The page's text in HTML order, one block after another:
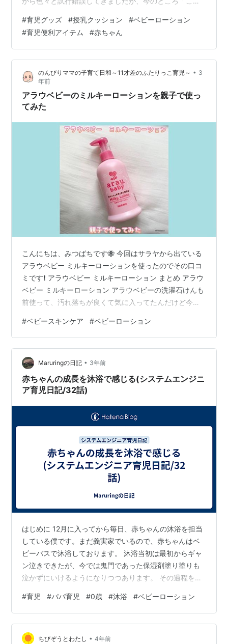
ものがいくつかありますので、ぜひ参考にしてみてくだ
さい♪ 目次 1. 授乳クッション 2. ベビーミルクローション
3. おむつ専用ゴミ箱 4. 抱っこ紐 5. 空気を入れるタイプ
のベビーバス 6. バスタオル（大判） 7. おくるみ 1. 授乳
クッション まず、授乳中のママには欠かせないのが「…
#育児グッズ #授乳クッション #ベビーローション
#育児便利アイテム #赤ちゃん
のんびりママの子育て日和～11才差のふたりっこ育児～ • 3
年前
アラウベビーのミルキーローションを親子で使っ
てみた
こんにちは、みつばちです🐝 今回はサラヤから出ている
アラウベビー ミルキーローションを使ったのでその口コ
ミです❗️ アラウベビー ミルキーローション まとめ アラウ
ベビー ミルキーローション アラウベビーの洗濯石けんも
前使って、汚れ落ちが良くて気に入ってたんだけど今回
ふわっと香るよ。 ベビーローションは無香料のものが多
いし香り付きでも合成香料だったりするけど、これは精
油の香りだから自然で自分にも一緒に使ってるよ。 テク
スチャはかなりゆるめ。 するする〜っと伸びが良くて、
塗り心地はさっぱりしてるよ。 ベタつきが残らず軽やか
な仕上がりだから、正直…
#ベビースキンケア #ベビーローション
Maruringの日記 • 3年前
赤ちゃんの成長を沐浴で感じる(システムエンジニ
ア育児日記/32話)
はじめに 12月に入ってから毎日、赤ちゃんの沐浴を担当
している僕です。まだ義実家でいるので、赤ちゃんはベ
ビーバスで沐浴しております。 沐浴当初は最初からギャ
ン泣きできたが、今では鬼門であった保湿剤塗り塗りも
泣かずにいけるようになりつつあります。 その過程を思
そも、僕がする沐浴の工程を書き出してみました。 書き
だすとけっこう多いですね 服を脱がす オシリをきれいに
する ベビーバスへ 頭を洗う 顔を洗う 顎周りを洗う 右腕
洗う 左腕洗う お腹の洗う 足を洗う ひっくり返す(腕で支
#育児 #パパ育児 #0歳 #沐浴 #ベビーローション
ちびぞうとわたし • 4年前